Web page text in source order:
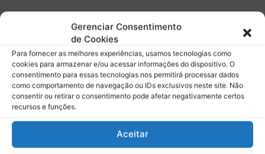
Gerenciar Consentimento
de Cookies
Para fornecer as melhores experiências, usamos tecnologias como
cookies para armazenar e/ou acessar informações do dispositivo. O
consentimento para essas tecnologias nos permitirá processar dados
como comportamento de navegação ou IDs exclusivos neste site. Não
consentir ou retirar o consentimento pode afetar negativamente certos
recursos e funções.
Aceitar
componentes padronizados, no entanto os fabricantes de motores
brecaram está ideia pois eles investiram muito para o seu
desenvolvimento desde a era híbrida o que tornou ele muito
eficiente, mas é também o mais caro e complexo. O PU tem um
número limitado em seis trocas, até que o piloto sofra penalização